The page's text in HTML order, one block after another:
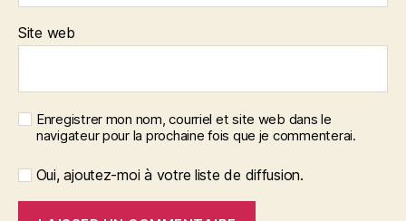
Site web
Enregistrer mon nom, courriel et site web dans le
navigateur pour la prochaine fois que je commenterai.
Oui, ajoutez-moi à votre liste de diffusion.